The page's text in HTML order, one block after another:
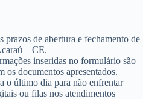
prazos de abertura e fechamento de
– CE.
inseridas no formulário são
os documentos apresentados.
o último dia para não enfrentar
ou filas nos atendimentos